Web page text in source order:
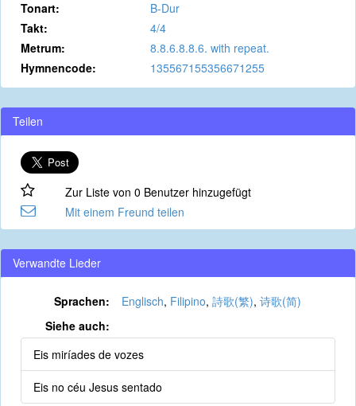
Tonart:
B-Dur
Takt:
4/4
Metrum:
8.8.6.8.8.6. with repeat.
Hymnencode:
135567155356671255
Teilen
Zur Liste von 0 Benutzer hinzugefügt
Mit einem Freund teilen
Verwandte Lieder
Sprachen: Englisch, Filipino, 詩歌(繁), 诗歌(简)
Siehe auch:
Eis miríades de vozes
Eis no céu Jesus sentado